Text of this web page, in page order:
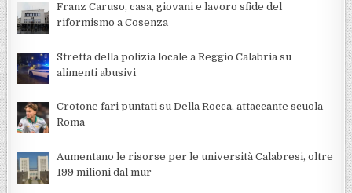
Franz Caruso, casa, giovani e lavoro sfide del
riformismo a Cosenza
Stretta della polizia locale a Reggio Calabria su
alimenti abusivi
Crotone fari puntati su Della Rocca, attaccante scuola
Roma
Aumentano le risorse per le università Calabresi, oltre
199 milioni dal mur